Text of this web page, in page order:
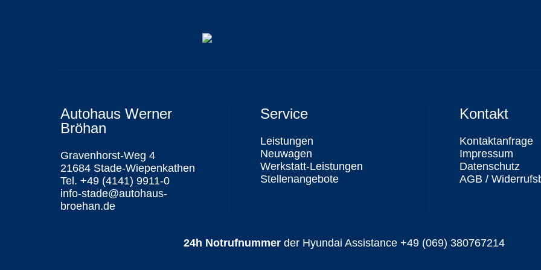
Autohaus Werner
Bröhan
Gravenhorst-Weg 4
21684 Stade-Wiepenkathen
Tel. +49 (4141) 9911-0
info-stade@autohaus-
broehan.de
Service
Leistungen
Neuwagen
Werkstatt-Leistungen
Stellenangebote
Kontakt
Kontaktanfrage
Impressum
Datenschutz
AGB /
24h Notrufnummer der Hyundai Assistance +49 (069) 380767214